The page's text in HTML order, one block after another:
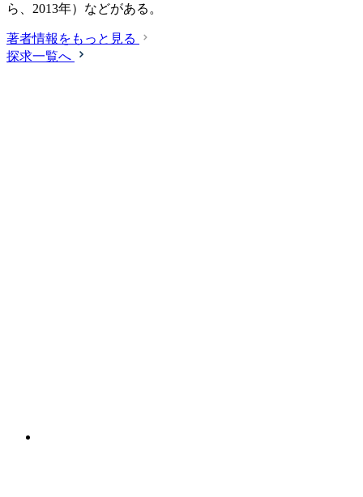
ら、2013年）などがある。
著者情報をもっと見る
探求一覧へ